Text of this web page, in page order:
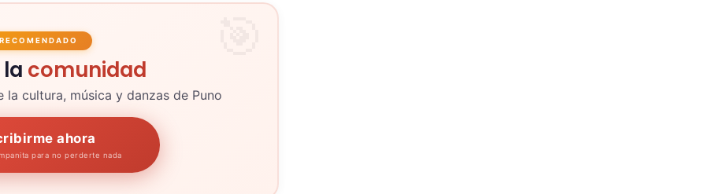
RECOMENDADO
comunidad
cultura, música y danzas de Puno
ahora
para no perderte nada